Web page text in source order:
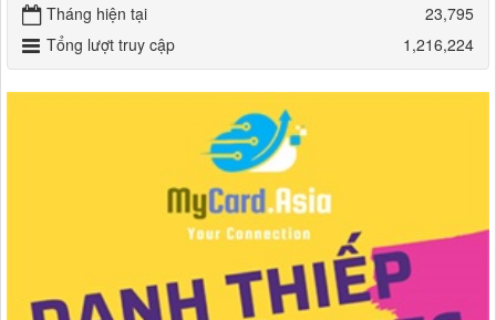
Tháng hiện tại
23,795
Tổng lượt truy cập
1,216,224